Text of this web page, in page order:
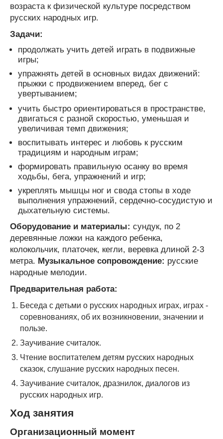
возраста к физической культуре посредством
русских народных игр.
Задачи:
продолжать учить детей играть в подвижные
игры;
упражнять детей в основных видах движений:
прыжки с продвижением вперед, бег с
увертыванием;
учить быстро ориентироваться в пространстве,
двигаться с разной скоростью, уменьшая и
увеличивая темп движения;
воспитывать интерес и любовь к русским
традициям и народным играм;
формировать правильную осанку во время
ходьбы, бега, упражнений и игр;
укреплять мышцы ног и свода стопы в ходе
выполнения упражнений, сердечно-сосудистую и
дыхательную системы.
Оборудование и материалы: сундук, по 2
деревянные ложки на каждого ребенка,
колокольчик, платочек, кегли, веревка длиной 2-3
метра. Музыкальное сопровождение: русские
народные мелодии.
Предварительная работа:
Беседа с детьми о русских народных играх, играх -
соревнованиях, об их возникновении, значении и
пользе.
Заучивание считалок.
Чтение воспитателем детям русских народных
сказок, слушание русских народных песен.
Заучивание считалок, дразнилок, диалогов из
русских народных игр.
Ход занятия
Организационный момент